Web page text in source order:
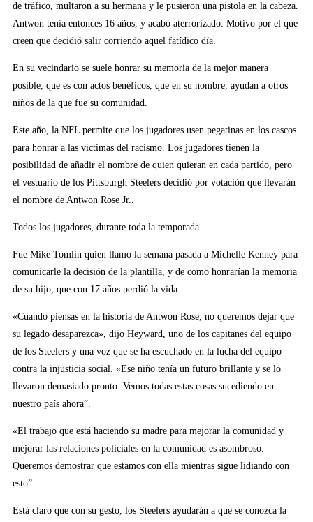
de tráfico, multaron a su hermana y le pusieron una pistola en la cabeza.
Antwon tenía entonces 16 años, y acabó aterrorizado. Motivo por el que
creen que decidió salir corriendo aquel fatídico día.
En su vecindario se suele honrar su memoria de la mejor manera
posible, que es con actos benéficos, que en su nombre, ayudan a otros
niños de la que fue su comunidad.
Este año, la NFL permite que los jugadores usen pegatinas en los cascos
para honrar a las víctimas del racismo. Los jugadores tienen la
posibilidad de añadir el nombre de quien quieran en cada partido, pero
el vestuario de los Pittsburgh Steelers decidió por votación que llevarán
el nombre de Antwon Rose Jr..
Todos los jugadores, durante toda la temporada.
Fue Mike Tomlin quien llamó la semana pasada a Michelle Kenney para
comunicarle la decisión de la plantilla, y de como honrarían la memoria
de su hijo, que con 17 años perdió la vida.
«Cuando piensas en la historia de Antwon Rose, no queremos dejar que
su legado desaparezca», dijo Heyward, uno de los capitanes del equipo
de los Steelers y una voz que se ha escuchado en la lucha del equipo
contra la injusticia social. «Ese niño tenía un futuro brillante y se lo
llevaron demasiado pronto. Vemos todas estas cosas sucediendo en
nuestro país ahora”.
«El trabajo que está haciendo su madre para mejorar la comunidad y
mejorar las relaciones policiales en la comunidad es asombroso.
Queremos demostrar que estamos con ella mientras sigue lidiando con
esto”
Está claro que con su gesto, los Steelers ayudarán a que se conozca la